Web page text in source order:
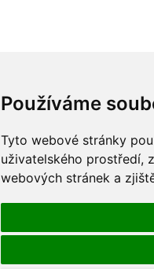
Používáme
Tyto webové stránky
uživatelského prostředí,
webových stránek a